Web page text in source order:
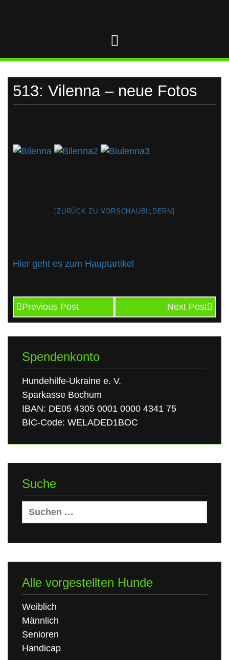
513: Vilenna – neue Fotos
[ZURÜCK ZU VORSCHAUBILDERN]
Hier geht es zum Hauptartikel
Previous Post Next Post
Spendenkonto
Hundehilfe-Ukraine e. V.
Sparkasse Bochum
IBAN: DE05 4305 0001 0000 4341 75
BIC-Code: WELADED1BOC
Suche
Suchen
nach:
Alle vorgestellten Hunde
Weiblich
Männlich
Senioren
Handicap